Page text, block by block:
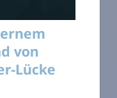
von
Lücke